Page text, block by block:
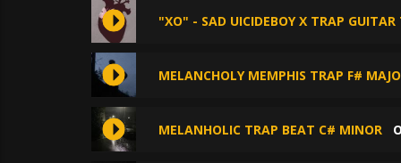
"XO" - SAD UICIDEBOY X TRAP GUITAR
MELANCHOLY MEMPHIS TRAP F#
MELANHOLIC TRAP BEAT C# MINOR